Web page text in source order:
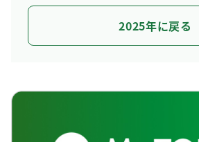
2025年に戻る